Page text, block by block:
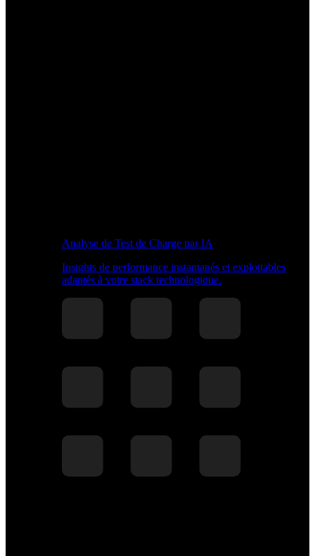
Analyse de Test de Charge par IA
Insights de performance instantanés et exploitables
adaptés à votre stack technologique.